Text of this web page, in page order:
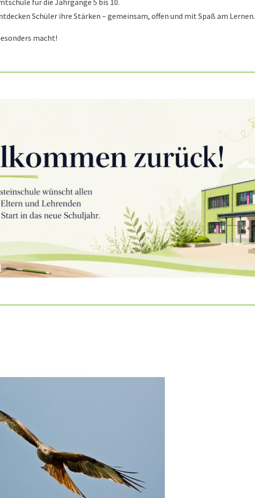
Schüler ihre Stärken – gemeinsam, offen und mit Spaß am Lernen.
macht!